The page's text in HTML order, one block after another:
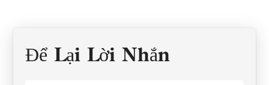
Để Lại Lời Nhắn